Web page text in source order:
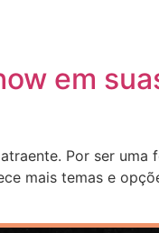
em
Por ser uma
mais temas e